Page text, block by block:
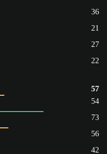
36
21
27
22
57
54
73
56
42